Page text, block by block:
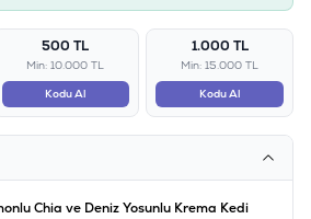
500 TL
Min: 10.000 TL
Kodu Al
1.000 TL
Min: 15.000 TL
Kodu Al
Chia ve Deniz Yosunlu Krema Kedi